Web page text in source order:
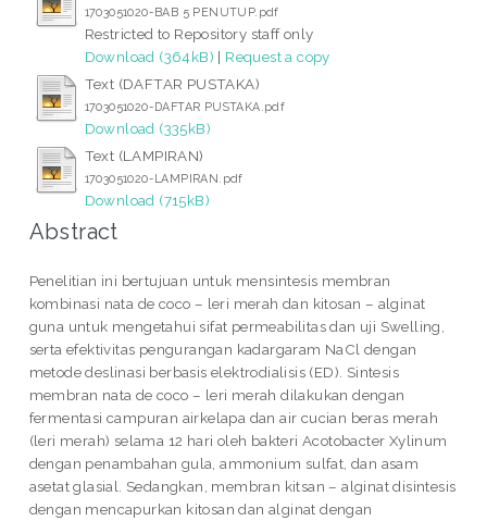
1703051020-BAB 5 PENUTUP.pdf
Restricted to Repository staff only
Download (364kB) | Request a copy
Text (DAFTAR PUSTAKA)
1703051020-DAFTAR PUSTAKA.pdf
Download (335kB)
Text (LAMPIRAN)
1703051020-LAMPIRAN.pdf
Download (715kB)
Abstract
Penelitian ini bertujuan untuk mensintesis membran
kombinasi nata de coco – leri merah dan kitosan – alginat
guna untuk mengetahui sifat permeabilitas dan uji Swelling,
serta efektivitas pengurangan kadargaram NaCl dengan
metode deslinasi berbasis elektrodialisis (ED). Sintesis
membran nata de coco – leri merah dilakukan dengan
fermentasi campuran airkelapa dan air cucian beras merah
(leri merah) selama 12 hari oleh bakteri Acotobacter Xylinum
dengan penambahan gula, ammonium sulfat, dan asam
asetat glasial. Sedangkan, membran kitsan – alginat disintesis
dengan mencapurkan kitosan dan alginat dengan